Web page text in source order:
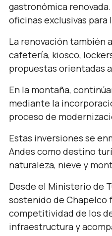
gastronómica
oficinas exclusivas
La renovación también
cafetería, kiosco,
propuestas orientadas
En la montaña,
mediante la
proceso de
Estas inversiones se
Andes como destino
naturaleza, nieve y
Desde el Ministerio de
sostenido de Chapelco
competitividad de los
infraestructura y